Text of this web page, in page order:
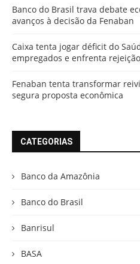
Banco do Brasil trava debate
avanços à decisão da Fenaban
Caixa tenta jogar déficit do
empregados e enfrenta
Fenaban tenta transformar
segura proposta econômica
CATEGORIAS
Banco da Amazônia
Banco do Brasil
Banrisul
BASA